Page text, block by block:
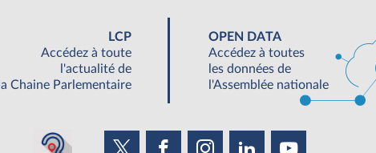
LCP
Accédez à toute
l'actualité de
la Chaine Parlementaire
OPEN DATA
Accédez à toutes
les données de
l'Assemblée nationale